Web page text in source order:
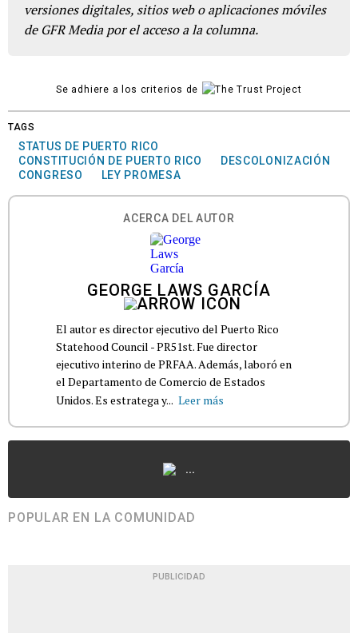
versiones digitales, sitios web o aplicaciones móviles
de GFR Media por el acceso a la columna.
Se adhiere a los criterios de
TAGS
STATUS DE PUERTO RICO
CONSTITUCIÓN DE PUERTO RICO
DESCOLONIZACIÓN
CONGRESO
LEY PROMESA
ACERCA DEL AUTOR
GEORGE LAWS GARCÍA
El autor es director ejecutivo del Puerto Rico
Statehood Council - PR51st. Fue director
ejecutivo interino de PRFAA. Además, laboró en
el Departamento de Comercio de Estados
Unidos. Es estratega y... Leer más
...
POPULAR EN LA COMUNIDAD
PUBLICIDAD